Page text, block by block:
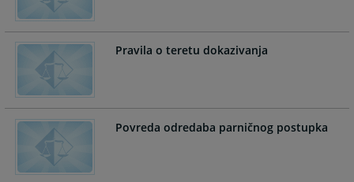
interact
with
the
calendar
select
a
Press
the
a
date.
Pravila o teretu dokazivanja
Povreda odredaba parničnog postupka